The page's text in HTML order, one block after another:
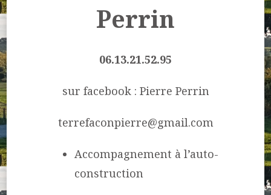
Perrin
06.13.21.52.95
sur facebook : Pierre Perrin
terrefaconpierre@gmail.com
Accompagnement à l’auto-
construction